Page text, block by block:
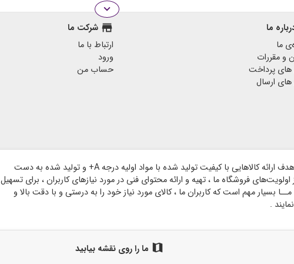
expand_more
ما
ما
و مقررات
پرداخت
ارسال
store شرکت ما
ارتباط با ما
ورود
حساب من
وبسایت گروه هنری شاخه بر پایه اعتماد مشتریان گرامی و با هدف ارائه کالاهایی با کیفیت تولید شده با مواد اولیه درجه A+ و تولید شده به دست
فروشگاه ما ، تهیه و ارائه محتوای فنی در مورد نیازهای کاربران ، برای تسهیل
بسیار مهم است که کاربران ما ، کالای مورد نیاز خود را به درستی و با دقت بالا و
.
map ما را روی نقشه بیابید